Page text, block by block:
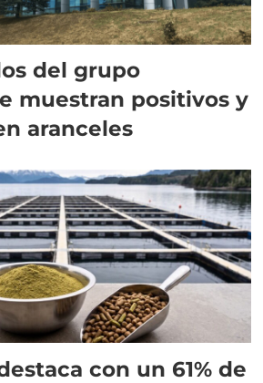
del grupo
muestran positivos y
aranceles
con un 61% de